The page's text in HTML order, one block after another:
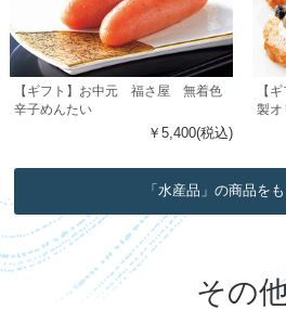
【ギフト】お中元 福さ屋 無着色
辛子めんたい
￥5,400(税込)
【
製オ
「水産品」の商品を
その